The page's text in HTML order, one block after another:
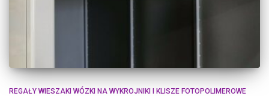
REGAŁY WIESZAKI WÓZKI NA WYKROJNIKI I KLISZE FOTOPOLIMEROWE